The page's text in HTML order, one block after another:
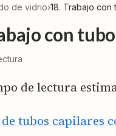
de vidrio›18. Trabajo con
con
de lectura
tubos capilares